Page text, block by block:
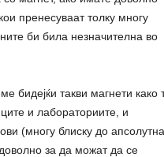
пренесуваат толку многу
би била незначителна во
бидејќи такви магнети како
и лабораториите, и
(многу блиску до
за да можат да се